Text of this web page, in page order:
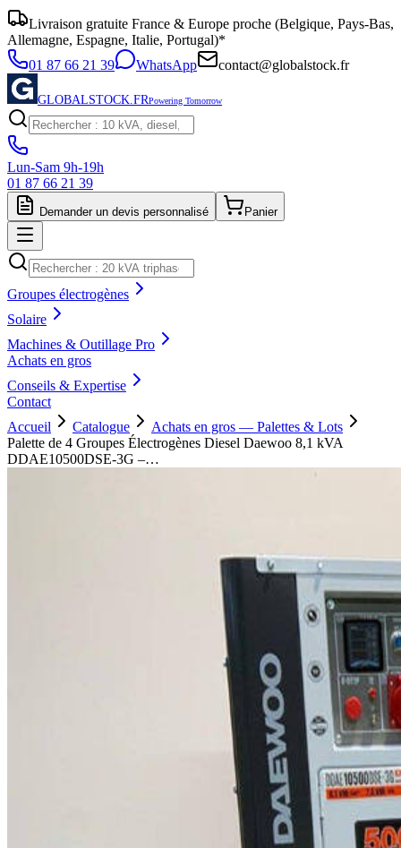
Livraison gratuite France & Europe proche (Belgique, Pays-Bas,
Allemagne, Espagne, Italie, Portugal)*
01 87 66 21 39
WhatsApp contact@globalstock.fr
GLOBALSTOCK.FRPowering Tomorrow
Lun-Sam 9h-19h
01 87 66 21 39
Demander un devis personnalisé Panier
Groupes électrogènes
Solaire
Machines & Outillage Pro
Achats en gros
Conseils & Expertise
Contact
Accueil
Catalogue
Achats en gros — Palettes & Lots
Palette de 4 Groupes Électrogènes Diesel Daewoo 8,1 kVA
DDAE10500DSE-3G –…